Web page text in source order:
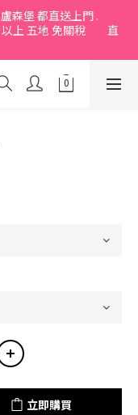
森堡 都直送上門 .
上 五地 免關稅         直
立即購買